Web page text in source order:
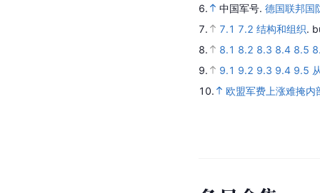
6.
中国军号. 德国联邦国
7.
7.1 7.2 结构和组织.
8.
8.1 8.2 8.3 8.4 8.5
9.
9.1 9.2 9.3 9.4 9.5
10.
欧盟军费上涨难掩内